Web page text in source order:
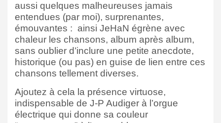
aussi quelques malheureuses jamais
entendues (par moi), surprenantes,
émouvantes : ainsi JeHaN égrène avec
chaleur les chansons, album après album,
sans oublier d’inclure une petite anecdote,
historique (ou pas) en guise de lien entre ces
chansons tellement diverses.
Ajoutez à cela la présence virtuose,
indispensable de J-P Audiger à l’orgue
électrique qui donne sa couleur